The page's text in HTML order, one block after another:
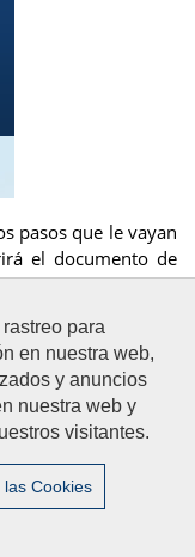
para
en nuestra web,
y anuncios
nuestra web y
visitantes.
Cookies
pasos que le vayan
el documento de
sistema, así
/ Contacto
Centro de Estudios